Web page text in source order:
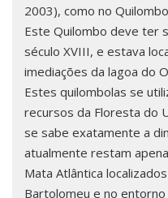
2003), como no
Este Quilombo deve ter
século XVIII, e estava
imediações da lagoa do
Estes quilombolas se
recursos da Floresta do
se sabe exatamente a
atualmente restam
Mata Atlântica
Bartolomeu e no